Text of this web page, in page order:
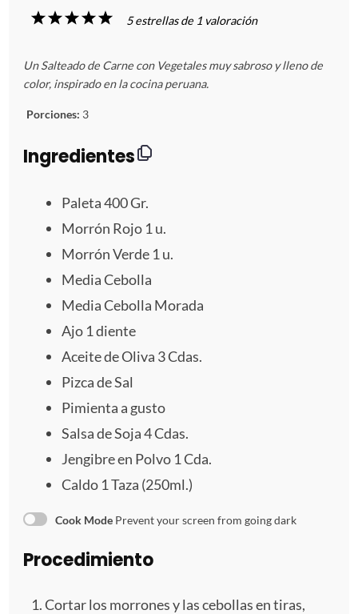
5
s
r
e
l
l
a
s
4
s
r
l
l
a
s
3
s
t
r
e
l
l
a
s
2
s
t
r
e
l
l
a
s
1
s
t
r
l
l
a
5estrellas de 1 valoración
Un Salteado de Carne con Vegetales muy sabroso y lleno de
color, inspirado en la cocina peruana.
Porciones: 3
Ingredientes
Paleta400Gr.
Morrón Rojo 1 u.
Morrón Verde 1 u.
Media Cebolla
Media Cebolla Morada
Ajo 1diente
Aceite de Oliva 3 Cdas.
Pizca de Sal
Pimienta a gusto
Salsa de Soja 4 Cdas.
Jengibre en Polvo 1 Cda.
Caldo 1Taza (250ml.)
Cook Mode Prevent your screen from going dark
Procedimiento
Cortar los morrones y las cebollas en tiras,